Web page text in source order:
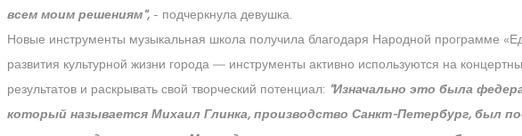
всем моим решениям", - подчеркнула девушка.
Новые инструменты музыкальная школа получила благодаря Народной программе
развития культурной жизни города — инструменты активно используются на
результатов и раскрывать свой творческий потенциал: "Изначально это была
который называется Михаил Глинка, производство Санкт-Петербург, был